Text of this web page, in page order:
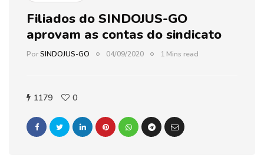
Filiados do SINDOJUS-GO
aprovam as contas do sindicato
PorSINDOJUS-GO 04/09/2020 1 Mins read
1179 0